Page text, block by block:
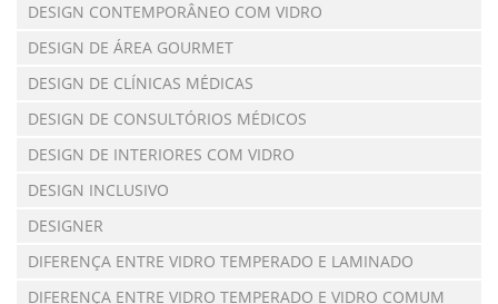
DESIGN CONTEMPORÂNEO COM VIDRO
DESIGN DE ÁREA GOURMET
DESIGN DE CLÍNICAS MÉDICAS
DESIGN DE CONSULTÓRIOS MÉDICOS
DESIGN DE INTERIORES COM VIDRO
DESIGN INCLUSIVO
DESIGNER
DIFERENÇA ENTRE VIDRO TEMPERADO E LAMINADO
DIFERENÇA ENTRE VIDRO TEMPERADO E VIDRO COMUM